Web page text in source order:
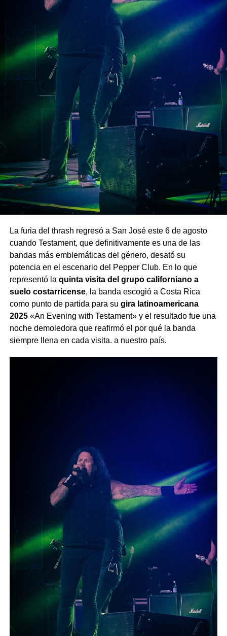
La furia del thrash regresó a San José este 6 de agosto
cuando Testament, que definitivamente es una de las
bandas más emblemáticas del género, desató su
potencia en el escenario del Pepper Club. En lo que
representó la quinta visita del grupo californiano a
suelo costarricense, la banda escogió a Costa Rica
como punto de partida para su gira latinoamericana
2025«An Evening with Testament» y el resultado fue una
noche demoledora que reafirmó el por qué la banda
siempre llena en cada visita. a nuestro país.